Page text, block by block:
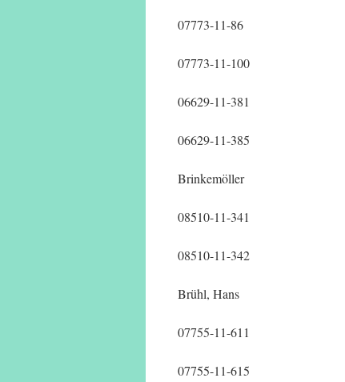
07773-11-86
07773-11-100
06629-11-381
06629-11-385
Brinkemöller
08510-11-341
08510-11-342
Brühl, Hans
07755-11-611
07755-11-615